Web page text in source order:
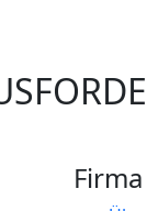
Firma